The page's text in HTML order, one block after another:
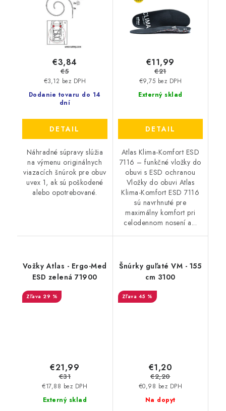
Dodanie tovaru do 14
dní
€3,12 bez DPH
€3,84
€5
DETAIL
Náhradné súpravy slúžia
na výmenu originálnych
viazacích šnúrok pre obuv
uvex 1, ak sú poškodené
alebo opotrebované.
Externý sklad
€9,75 bez DPH
€11,99
€21
DETAIL
Atlas Klima-Komfort ESD
7116 – funkčné vložky do
obuvi s ESD ochranou
Vložky do obuvi Atlas
Klima-Komfort ESD 7116
sú navrhnuté pre
maximálny komfort pri
celodennom nosení a...
Vožky Atlas - Ergo-Med
ESD zelená 71900
29 %
Externý sklad
€17,88 bez DPH
€21,99
€31
Šnúrky guľaté VM - 155
cm 3100
45 %
Na dopyt
€0,98 bez DPH
€1,20
€2,20